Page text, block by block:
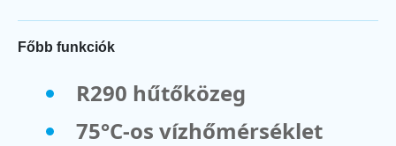
Főbb funkciók
R290 hűtőközeg
75°C-os vízhőmérséklet